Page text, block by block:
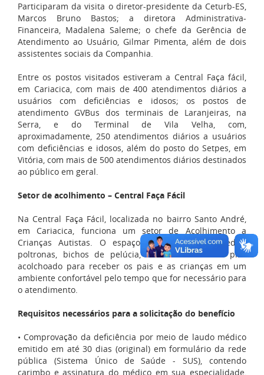
Participaram da visita o diretor-presidente da Ceturb-ES,
Marcos Bruno Bastos; a diretora Administrativa-
Financeira, Madalena Saleme; o chefe da Gerência de
Atendimento ao Usuário, Gilmar Pimenta, além de dois
assistentes sociais da Companhia.
Entre os postos visitados estiveram a Central Faça fácil,
em Cariacica, com mais de 400 atendimentos diários a
usuários com deficiências e idosos; os postos de
atendimento GVBus dos terminais de Laranjeiras, na
Serra, e do Terminal de Vila Velha, com,
aproximadamente, 250 atendimentos diários a usuários
com deficiências e idosos, além do posto do Setpes, em
Vitória, com mais de 500 atendimentos diários destinados
ao público em geral.
Setor de acolhimento – Central Faça Fácil
Na Central Faça Fácil, localizada no bairro Santo André,
em Cariacica, funciona um setor de Acolhimento a
Crianças Autistas. O espaço conta com brinquedos,
poltronas, bichos de pelúcia, fones antirruído e piso
acolchoado para receber os pais e as crianças em um
ambiente confortável pelo tempo que for necessário para
o atendimento.
Requisitos necessários para a solicitação do benefício
• Comprovação da deficiência por meio de laudo médico
emitido em até 30 dias (original) em formulário da rede
pública (Sistema Único de Saúde - SUS), contendo
carimbo e assinatura do médico em sua especialidade,